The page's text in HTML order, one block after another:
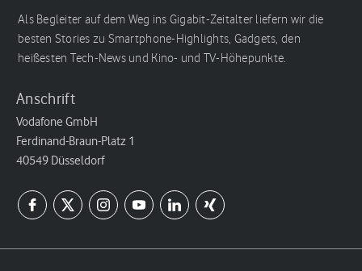
Als Begleiter auf dem Weg ins Gigabit-Zeitalter liefern wir die
besten Stories zu Smartphone-Highlights, Gadgets, den
heißesten Tech-News und Kino- und TV-Höhepunkte.
Anschrift
Vodafone GmbH
Ferdinand-Braun-Platz 1
40549 Düsseldorf